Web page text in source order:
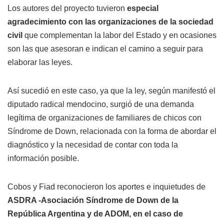
Los autores del proyecto tuvieron especial
agradecimiento con las organizaciones de la sociedad
civil que complementan la labor del Estado y en ocasiones
son las que asesoran e indican el camino a seguir para
elaborar las leyes.
Así sucedió en este caso, ya que la ley, según manifestó el
diputado radical mendocino, surgió de una demanda
legítima de organizaciones de familiares de chicos con
Síndrome de Down, relacionada con la forma de abordar el
diagnóstico y la necesidad de contar con toda la
información posible.
Cobos y Fiad reconocieron los aportes e inquietudes de
ASDRA -Asociación Síndrome de Down de la
República Argentina y de ADOM, en el caso de